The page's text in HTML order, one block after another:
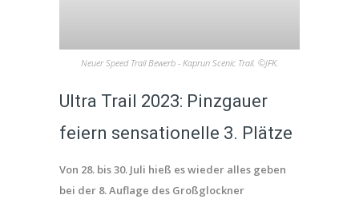
Neuer Speed Trail Bewerb - Kaprun Scenic Trail. ©JFK.
Ultra Trail 2023: Pinzgauer
feiern sensationelle 3. Plätze
Von 28. bis 30. Juli hieß es wieder alles geben
bei der 8. Auflage des Großglockner